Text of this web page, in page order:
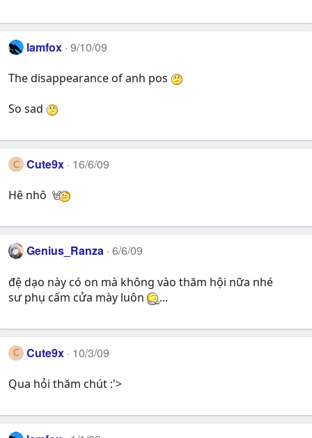
lamfox 9/10/09
The disappearance of anh pos
So sad
C Cute9x 16/6/09
Hê nhô
Genius_Ranza 6/6/09
đệ dạo này có on mà không vào thăm hội nữa nhé
sư phụ cấm cửa mày luôn
...
C Cute9x 10/3/09
Qua hỏi thăm chút :'>